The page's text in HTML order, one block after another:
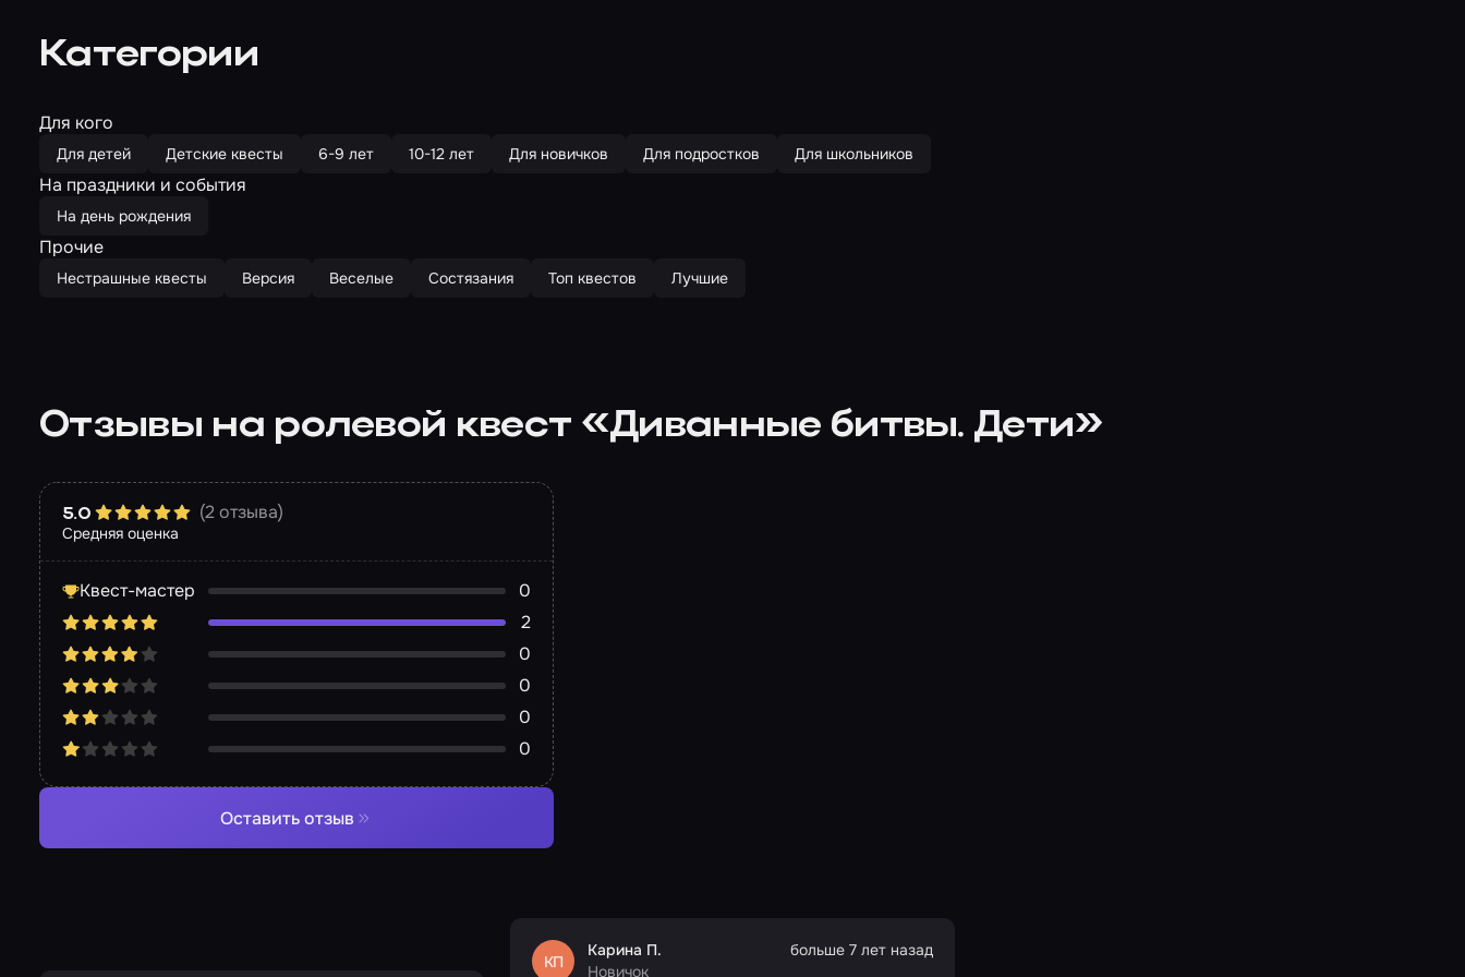
Категории
Для кого
Для детей Детские квесты 6-9 лет 10-12 лет Для новичков Для подростков Для школьников
На праздники и события
На день рождения
Прочие
Нестрашные квесты Версия Веселые Состязания Топ квестов Лучшие
Отзывы на ролевой квест «Диванные битвы. Дети»
Средняя оценка
5.0 (2 отзыва)
Квест-мастер
0
2
0
0
0
0
Оставить отзыв
КП
Карина П.
Новичок
больше 7 лет назад